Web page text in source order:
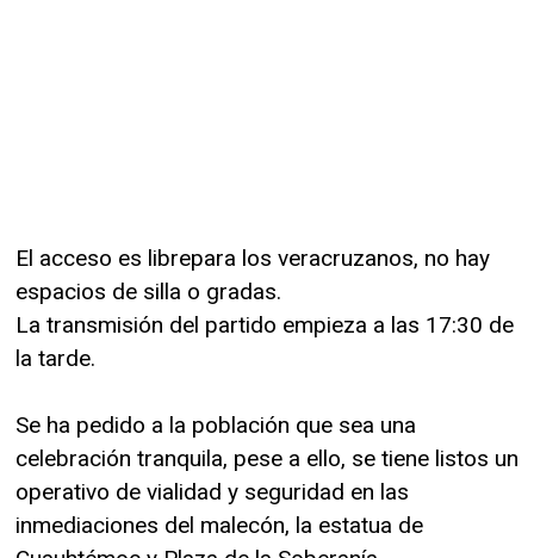
El acceso es librepara los veracruzanos, no hay
espacios de silla o gradas.
La transmisión del partido empieza a las 17:30 de
la tarde.
Se ha pedido a la población que sea una
celebración tranquila, pese a ello, se tiene listos un
operativo de vialidad y seguridad en las
inmediaciones del malecón, la estatua de